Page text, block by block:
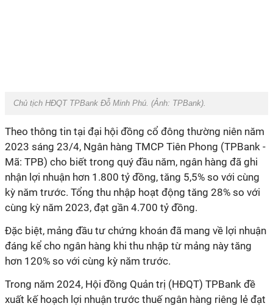
Chủ tịch HĐQT TPBank Đỗ Minh Phú. (Ảnh: TPBank).
Theo thông tin tại đại hội đồng cổ đông thường niên năm
2023 sáng 23/4, Ngân hàng TMCP Tiên Phong (TPBank -
Mã: TPB) cho biết trong quý đầu năm, ngân hàng đã ghi
nhận lợi nhuận hơn 1.800 tỷ đồng, tăng 5,5% so với cùng
kỳ năm trước. Tổng thu nhập hoạt động tăng 28% so với
cùng kỳ năm 2023, đạt gần 4.700 tỷ đồng.
Đặc biệt, mảng đầu tư chứng khoán đã mang về lợi nhuận
đáng kể cho ngân hàng khi thu nhập từ mảng này tăng
hơn 120% so với cùng kỳ năm trước.
Trong năm 2024, Hội đồng Quản trị (HĐQT) TPBank đề
xuất kế hoạch lợi nhuận trước thuế ngân hàng riêng lẻ đạt